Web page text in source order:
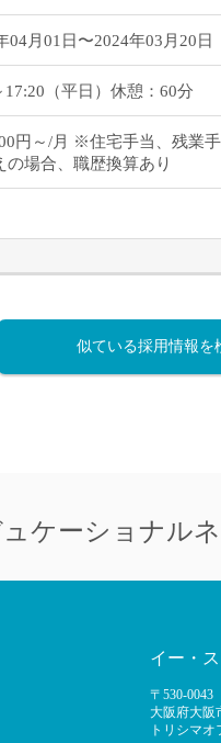
事務
事務
スタッフ
04月01日〜2024年03月20日
17:20（平日）休憩：60分
円～/月 ※住宅手当、残業
の場合、職歴換算あり
似ている採用情報を
ケーショナル
イー・
〒530-0043
大阪府大阪
トリシマ